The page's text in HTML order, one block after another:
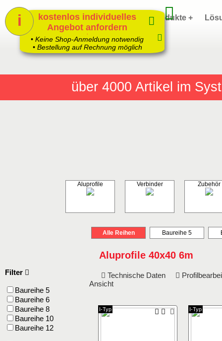
über 4000 Artikel im
Home Produkte +
Aluprofile Verbinder Zubehör
Alle Reihen Baureihe 5
Aluprofile 40x40 6m
Technische Daten
Ansicht
I-Typ I-Typ
Filter
Baureihe 5
Baureihe 6
Baureihe 8
Baureihe 10
Baureihe 12
kostenlos individuelles
Angebot anfordern
1
• Keine Shop-Anmeldung notwendig
• Bestellung auf Rechnung möglich
i